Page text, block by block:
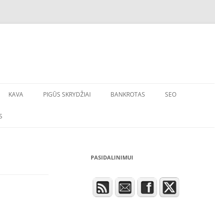
KAVA PIGŪS SKRYDŽIAI BANKROTAS SEO
PASIDALINIMUI